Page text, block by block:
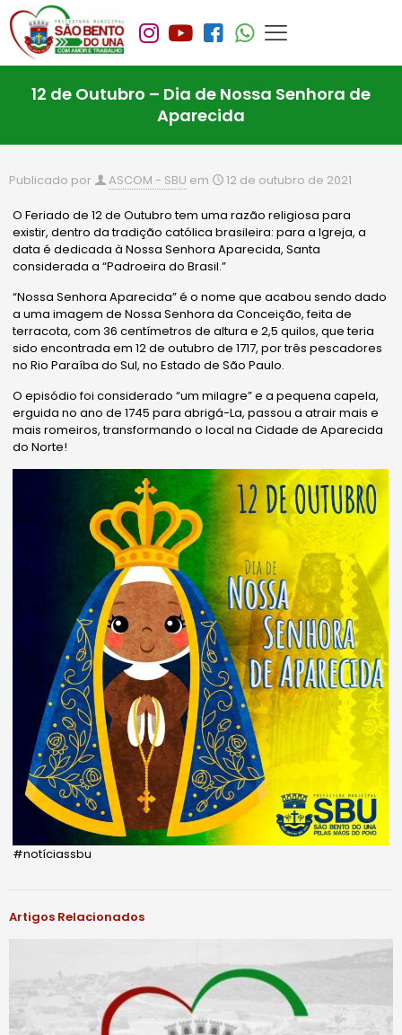
12 de Outubro – Dia de Nossa Senhora de
Aparecida
Publicado por ASCOM - SBU em 12 de outubro de 2021
O Feriado de 12 de Outubro tem uma razão religiosa para
existir, dentro da tradição católica brasileira: para a Igreja, a
data é dedicada à Nossa Senhora Aparecida, Santa
considerada a “Padroeira do Brasil.”
“Nossa Senhora Aparecida” é o nome que acabou sendo dado
a uma imagem de Nossa Senhora da Conceição, feita de
terracota, com 36 centímetros de altura e 2,5 quilos, que teria
sido encontrada em 12 de outubro de 1717, por três pescadores
no Rio Paraíba do Sul, no Estado de São Paulo.
O episódio foi considerado “um milagre” e a pequena capela,
erguida no ano de 1745 para abrigá-La, passou a atrair mais e
mais romeiros, transformando o local na Cidade de Aparecida
do Norte!
#notíciassbu
Artigos Relacionados